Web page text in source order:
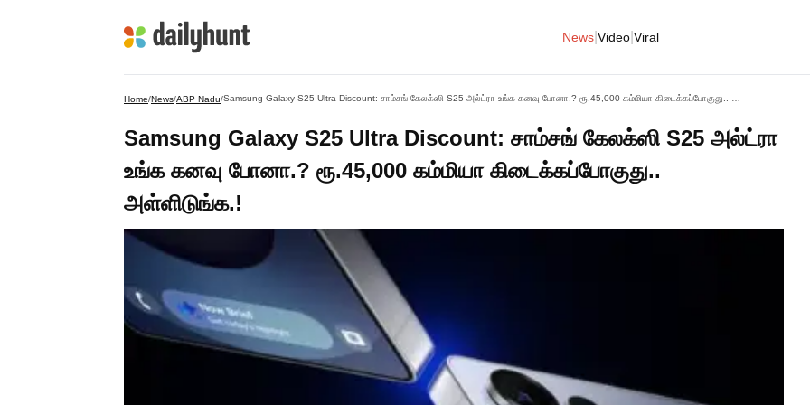
News Video Viral
Home/News/ABP Nadu/
Samsung Galaxy S25 Ultra Discount: சாம்சங் கேலக்ஸி S25 அல்ட்ரா
உங்க கனவு போனா.? ரூ.45,000 கம்மியா கிடைக்கப்போகுது..
அள்ளிடுங்க.!